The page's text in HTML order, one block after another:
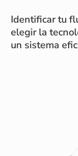
Identificar tu
elegir la
un sistema